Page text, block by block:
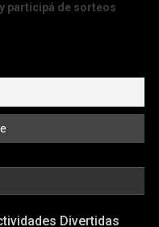
participá de sorteos
Divertidas